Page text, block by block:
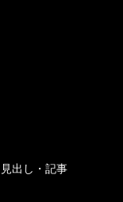
出し・記事